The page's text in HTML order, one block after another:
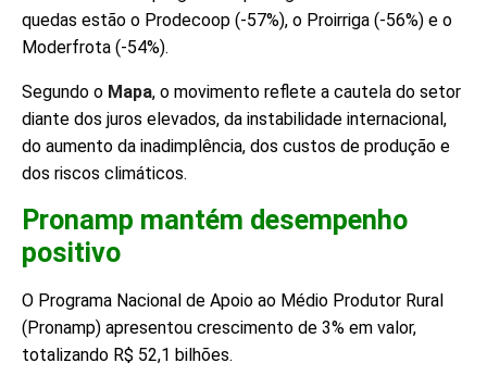
quedas estão o Prodecoop (-57%), o Proirriga (-56%) e o
Moderfrota (-54%).
Segundo o Mapa, o movimento reflete a cautela do setor
diante dos juros elevados, da instabilidade internacional,
do aumento da inadimplência, dos custos de produção e
dos riscos climáticos.
Pronamp mantém desempenho
positivo
O Programa Nacional de Apoio ao Médio Produtor Rural
(Pronamp) apresentou crescimento de 3% em valor,
totalizando R$ 52,1 bilhões.